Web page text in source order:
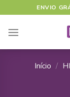
to
content
ENVIO
Início /